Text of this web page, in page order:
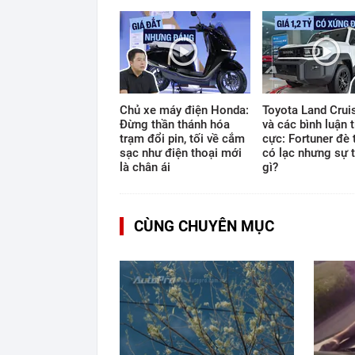
Chủ xe máy điện Honda:
Đừng thần thánh hóa
trạm đổi pin, tối về cắm
sạc như điện thoại mới
là chân ái
Toyota Land
và các bình luận
cực: Fortuner đè
có lạc nhưng sự
gì?
CÙNG CHUYÊN MỤC